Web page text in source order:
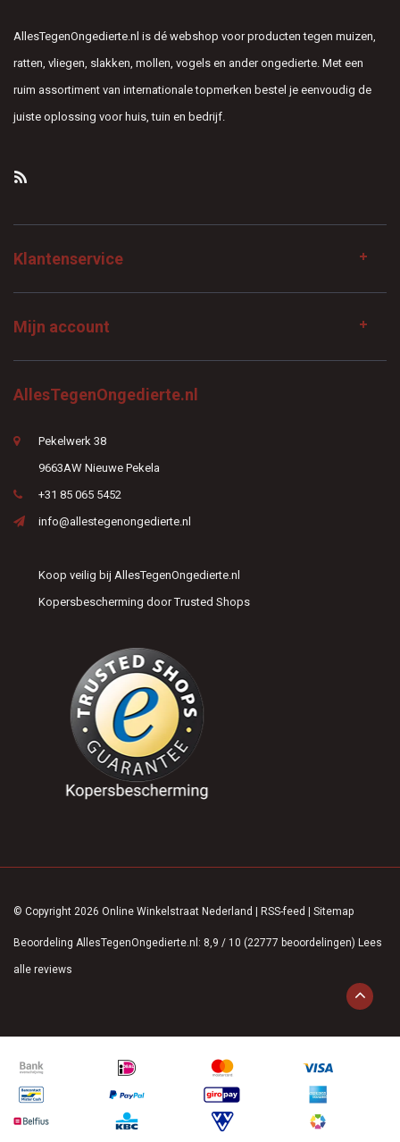
AllesTegenOngedierte.nl is dé webshop voor producten tegen muizen,
ratten, vliegen, slakken, mollen, vogels en ander ongedierte. Met een
ruim assortiment van internationale topmerken bestel je eenvoudig de
juiste oplossing voor huis, tuin en bedrijf.
Klantenservice
Mijn account
AllesTegenOngedierte.nl
Pekelwerk 38
9663AW Nieuwe Pekela
+31 85 065 5452
info@allestegenongedierte.nl
Koop veilig bij AllesTegenOngedierte.nl
Kopersbescherming door Trusted Shops
© Copyright 2026 Online Winkelstraat Nederland | RSS-feed | Sitemap
Beoordeling AllesTegenOngedierte.nl : 8,9 / 10 (22777 beoordelingen) Lees
alle reviews